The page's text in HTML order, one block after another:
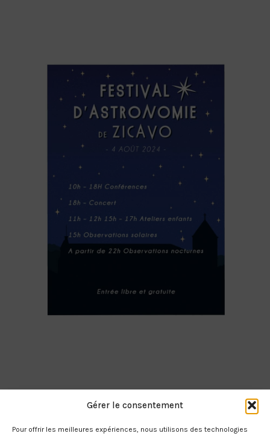
Gérer le consentement
Pour offrir les meilleures expériences, nous utilisons des technologies